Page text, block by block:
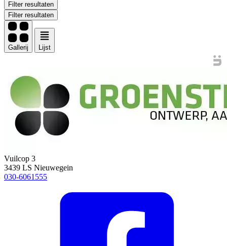
Filter resultaten
Filter resultaten
Gallerij Lijst
Vuilcop 3
3439 LS Nieuwegein
030-6061555